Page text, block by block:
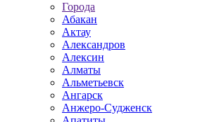
Города
Абакан
Актау
Александров
Алексин
Алматы
Альметьевск
Ангарск
Анжеро-Судженск